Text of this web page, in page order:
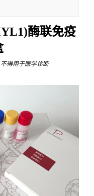
酶联免疫
得用于医学诊断